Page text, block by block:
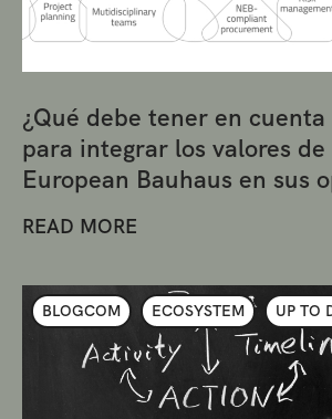
¿Qué debe tener en
para integrar los valores de
European Bauhaus en sus
READ MORE
BLOGCOM ECOSYSTEM UP TO